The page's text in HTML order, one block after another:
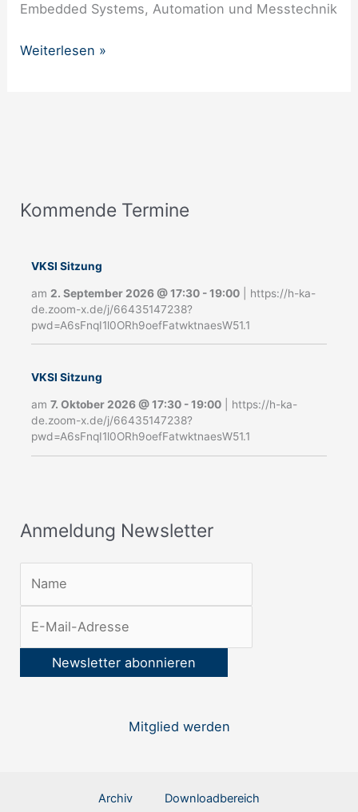
Embedded Systems, Automation und Messtechnik
Weiterlesen »
Kommende Termine
VKSI Sitzung
am 2. September 2026@17:30 -19:00
https://h-ka-
de.zoom-x.de/j/66435147238?
pwd=A6sFnqI1l0ORh9oefFatwktnaesW51.1
VKSI Sitzung
am7. Oktober 2026@17:30 -19:00
https://h-ka-
de.zoom-x.de/j/66435147238?
pwd=A6sFnqI1l0ORh9oefFatwktnaesW51.1
Anmeldung Newsletter
A
l
e
e
Mitglied werden
Archiv Downloadbereich